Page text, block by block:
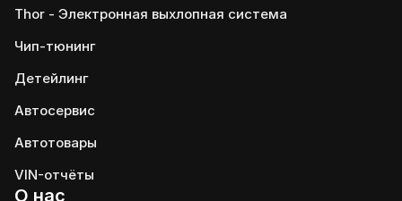
Thor - Электронная выхлопная система
Чип-тюнинг
Детейлинг
Автосервис
Автотовары
VIN-отчёты
О нас